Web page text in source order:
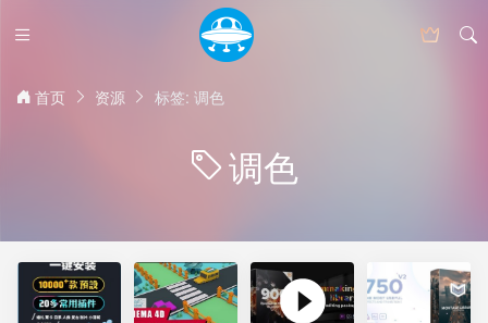
首页 资源 标签: 调色
调色